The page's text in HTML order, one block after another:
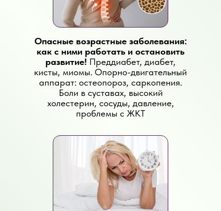
Опасные возрастные заболевания:
как с ними работать и остановить
развитие! Преддиабет, диабет,
кисты, миомы. Опорно-двигательный
аппарат: остеопороз, саркопения.
Боли в суставах, высокий
холестерин, сосуды, давление,
проблемы с ЖКТ